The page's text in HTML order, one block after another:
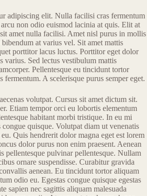
adipiscing elit. Nulla facilisi cras fermentum
non odio euismod lacinia at quis. Elit at
amet nulla facilisi. Amet nisl purus in mollis
at varius vel. Sit amet mattis
porttitor lacus luctus. Porttitor eget dolor
varius. Sed lectus vestibulum mattis
Pellentesque eu tincidunt tortor
A scelerisque purus semper eget.
volutpat. Cursus sit amet dictum sit.
Etiam tempor orci eu lobortis elementum
habitant morbi tristique. In eu mi
congue quisque. Volutpat diam ut venenatis
Quis hendrerit dolor magna eget est lorem
dolor purus non enim praesent. Aenean
pellentesque pulvinar pellentesque. Nullam
ornare suspendisse. Curabitur gravida
aenean. Eu tincidunt tortor aliquam
odio eu. Egestas congue quisque egestas
sapien nec sagittis aliquam malesuada